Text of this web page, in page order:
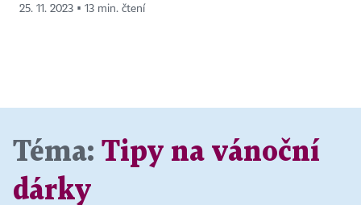
25. 11. 2023 ▪ 13 min. čtení
Téma: Tipy na vánoční
dárky